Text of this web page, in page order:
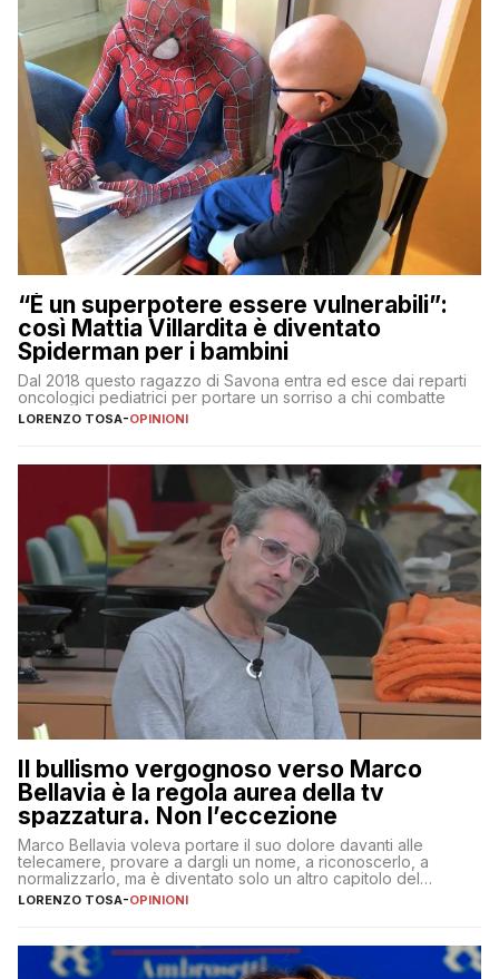
“È un superpotere essere vulnerabili”:
così Mattia Villardita è diventato
Spiderman per i bambini
Dal 2018 questo ragazzo di Savona entra ed esce dai reparti
oncologici pediatrici per portare un sorriso a chi combatte
LORENZO TOSA-OPINIONI
Il bullismo vergognoso verso Marco
Bellavia è la regola aurea della tv
spazzatura. Non l’eccezione
Marco Bellavia voleva portare il suo dolore davanti alle
telecamere, provare a dargli un nome, a riconoscerlo, a
normalizzarlo, ma è diventato solo un altro capitolo del
copione
LORENZO TOSA-OPINIONI